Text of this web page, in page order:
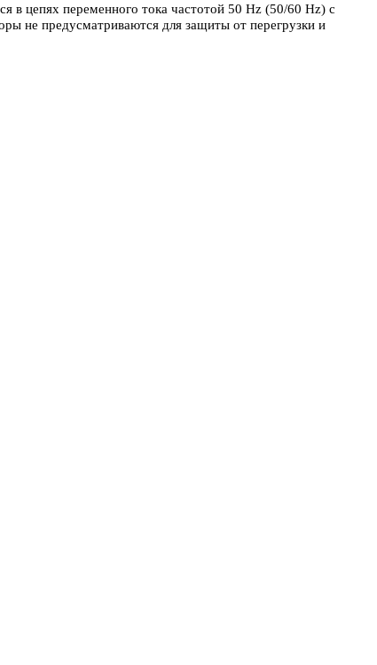
в цепях переменного тока частотой 50 Hz (50/60 Hz) с
не предусматриваются для защиты от перегрузки и